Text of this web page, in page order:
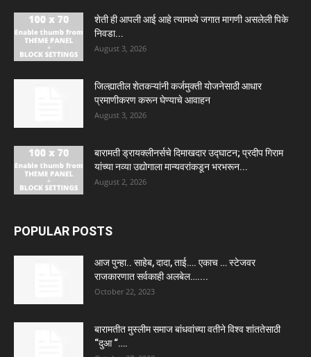
शेती ही आपली आई आहे त्यामध्ये जगात मागणी असलेली पिके
निवडा...
August 3, 2026
जिल्ह्यातील शेतकऱ्यांनी कर्जमुक्ती योजनेसाठी आधार
प्रमाणीकरण करून घेण्याचे आवाहन
August 3, 2026
बारामती ड्रायक्लीनर्सचे दिमाखदार उद्घाटन; प्रदीप गिराम
यांच्या नव्या उद्योगाला मान्यवरांकडून भरभरून...
August 2, 2026
POPULAR POSTS
आज पुन्हा.. साहेब, दादा, ताई…. एकाच … स्टेजवर
राजकारणात सर्वकाही अलबेल…....
October 22, 2023
बारामतीत मुस्लीम समाज बांधवांच्या वतीने विश्व शांततेसाठी
“दुआ “….